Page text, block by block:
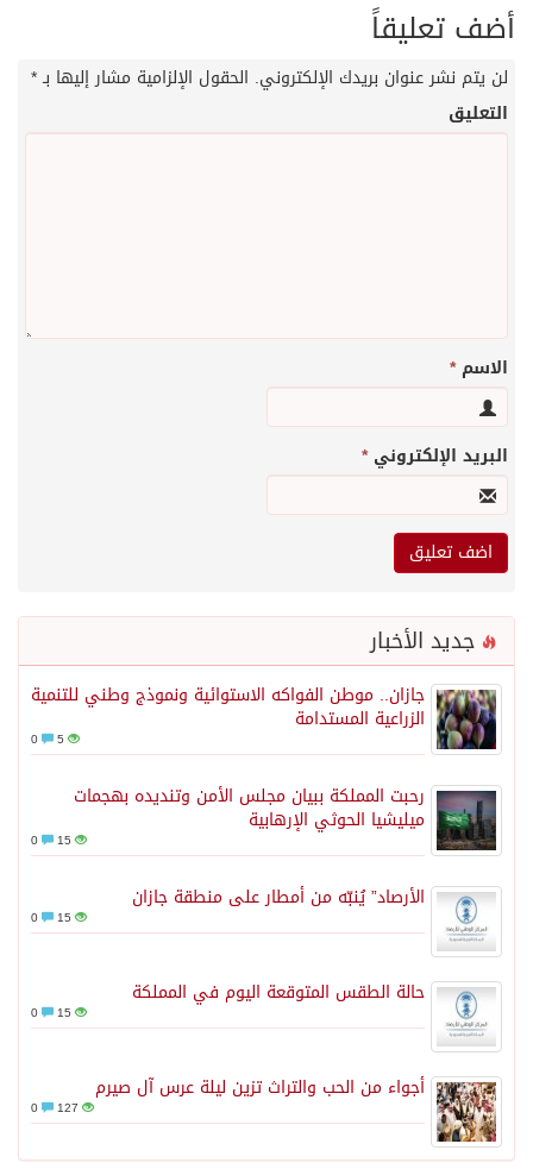
أضف تعليقاً
لن يتم نشر عنوان بريدك الإلكتروني. الحقول الإلزامية مشار إليها بـ*
التعليق
الاسم*
البريد الإلكتروني*
جديد الأخبار
جازان.. موطن الفواكه الاستوائية ونموذج وطني للتنمية
الزراعية المستدامة
5
رحبت المملكة ببيان مجلس الأمن وتنديده بهجمات
ميليشيا الحوثي الإرهابية
15
الأرصاد” يُنبّه من أمطار على منطقة جازان
15
حالة الطقس المتوقعة اليوم في المملكة
15
أجواء من الحب والتراث تزين ليلة عرس آل صيرم
127